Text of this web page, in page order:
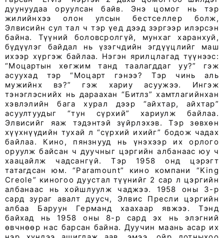
дуунуудаа оруулсан байв. Энэ цомог нь тэр
жилийнхээ олон улсын бестселлер болж,
Элвисийн сул тал ч тэр үед дээд зэргээр илэрсэн
байна. Түүний боловсролгүй, мунхаг харанхуй,
бүдүүлэг байдал нь үзэгчдийн эгдүүцлийг маш
ихээр хүргэж байлаа. Нэгэн ярилцлагад түүнээс:
“Моцартын хөгжим танд таалагддаг уу?” гэж
асуухад тэр “Моцарт гэнээ? Тэр чинь аль
мужийнх вэ?” гэж хариу асуужээ. Ингэж
тэнэглэснийх нь дараахан “Битлз” хамтлагийнхан
хэвлэлийн бага хурал дээр “айхтар, айхтар”
асуултуудыг “тун сүрхий” хариулж байлаа.
Элвисийг яаж тэдэнтэй зүйрлэхэв. Тэр зөвхөн
хүүхнүүдийн тухай л “сүрхий ихийг” бодож чадах
байлаа. Кино, пянзнууд нь үнэхээр их орлого
оруулж байсан ч дуучныг цэргийн албанаас юу ч
хаацайлж чадсангүй. Тэр 1958 онд цэрэгт
татагдсан юм. “Paramount” кино компани “King
Creole” киногоо дуустал түүнийг 2 сар л цэргийн
албанаас нь хойшлуулж чаджээ. 1958 оны 3-р
сард зураг авалт дуусч, Элвис Пресли цэргийн
албаа Баруун Германд хаахаар явжээ. Тэнд
байхад нь 1958 оны 8-р сард эх нь элэгний
өвчнөөр нас барсан байна. Дуучин маань асар их